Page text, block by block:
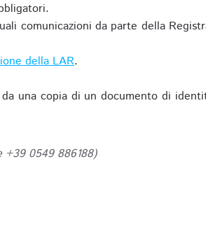
comunicazioni da parte della
della LAR.
una copia di un documento di
+39 0549 886188)